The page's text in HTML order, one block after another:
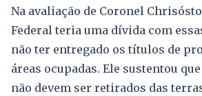
Na avaliação de Coronel
Federal teria uma dívida com
não ter entregado os títulos de
áreas ocupadas. Ele sustentou
não devem ser retirados das